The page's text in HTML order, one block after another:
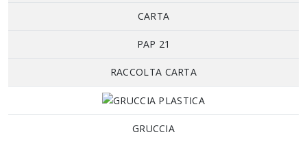
CARTA
PAP 21
RACCOLTA CARTA
GRUCCIA